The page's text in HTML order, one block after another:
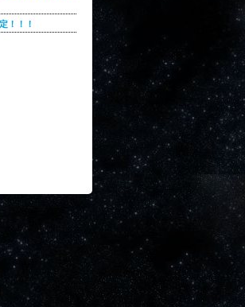
！！！